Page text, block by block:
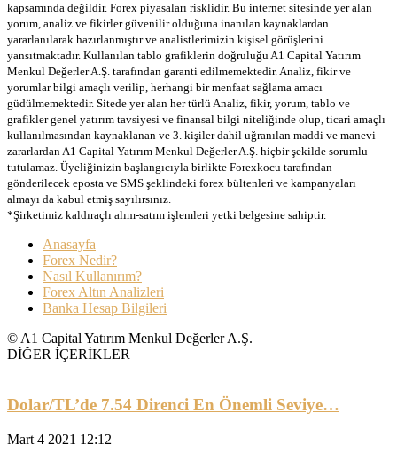
kapsamında değildir. Forex piyasaları risklidir. Bu internet sitesinde yer alan
yorum, analiz ve fikirler güvenilir olduğuna inanılan kaynaklardan
yararlanılarak hazırlanmıştır ve analistlerimizin kişisel görüşlerini
yansıtmaktadır. Kullanılan tablo grafiklerin doğruluğu A1 Capital Yatırım
Menkul Değerler A.Ş. tarafından garanti edilmemektedir. Analiz, fikir ve
yorumlar bilgi amaçlı verilip, herhangi bir menfaat sağlama amacı
güdülmemektedir. Sitede yer alan her türlü Analiz, fikir, yorum, tablo ve
grafikler genel yatırım tavsiyesi ve finansal bilgi niteliğinde olup, ticari amaçlı
kullanılmasından kaynaklanan ve 3. kişiler dahil uğranılan maddi ve manevi
zararlardan A1 Capital Yatırım Menkul Değerler A.Ş. hiçbir şekilde sorumlu
tutulamaz. Üyeliğinizin başlangıcıyla birlikte Forexkocu tarafından
gönderilecek eposta ve SMS şeklindeki forex bültenleri ve kampanyaları
almayı da kabul etmiş sayılırsınız.
*Şirketimiz kaldıraçlı alım-satım işlemleri yetki belgesine sahiptir.
Anasayfa
Forex Nedir?
Nasıl Kullanırım?
Forex Altın Analizleri
Banka Hesap Bilgileri
© A1 Capital Yatırım Menkul Değerler A.Ş.
DİĞER İÇERİKLER
Dolar/TL’de 7.54 Direnci En Önemli Seviye…
Mart 4 2021 12:12